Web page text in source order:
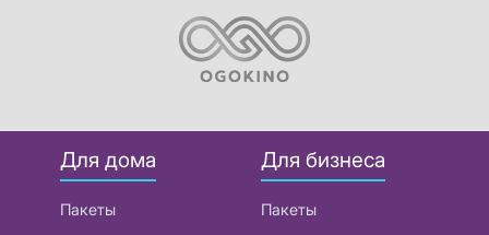
Для дома
Пакеты
Для бизнеса
Пакеты